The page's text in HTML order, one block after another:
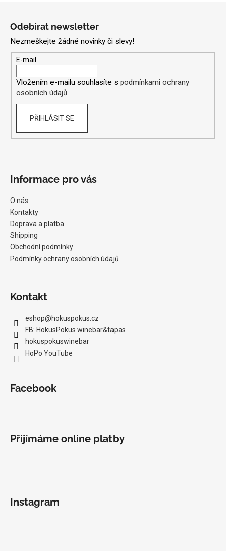
Odebírat newsletter
Nezmeškejte žádné novinky či slevy!
E-mail
Vložením e-mailu souhlasíte s podmínkami ochrany
osobních údajů
PŘIHLÁSIT SE
Informace pro vás
O nás
Kontakty
Doprava a platba
Shipping
Obchodní podmínky
Podmínky ochrany osobních údajů
Kontakt
eshop@hokuspokus.cz
FB: HokusPokus winebar&tapas
hokuspokuswinebar
HoPo YouTube
Facebook
Přijímáme online platby
Instagram